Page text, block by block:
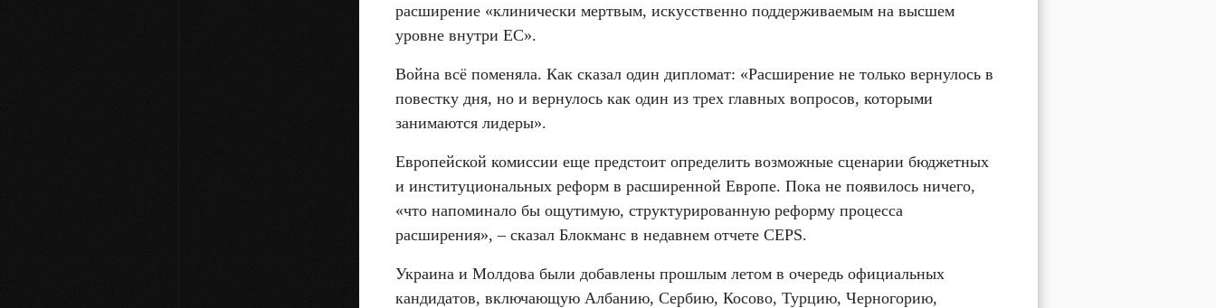
расширение «клинически мертвым, искусственно поддерживаемым на высшем
уровне внутри ЕС».
Война всё поменяла. Как сказал один дипломат: «Расширение не только вернулось в
повестку дня, но и вернулось как один из трех главных вопросов, которыми
занимаются лидеры».
Европейской комиссии еще предстоит определить возможные сценарии бюджетных
и институциональных реформ в расширенной Европе. Пока не появилось ничего,
«что напоминало бы ощутимую, структурированную реформу процесса
расширения», – сказал Блокманс в недавнем отчете CEPS.
Украина и Молдова были добавлены прошлым летом в очередь официальных
кандидатов, включающую Албанию, Сербию, Косово, Турцию, Черногорию,